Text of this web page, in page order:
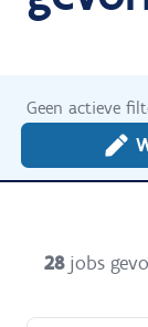
Geen actieve
28 jobs